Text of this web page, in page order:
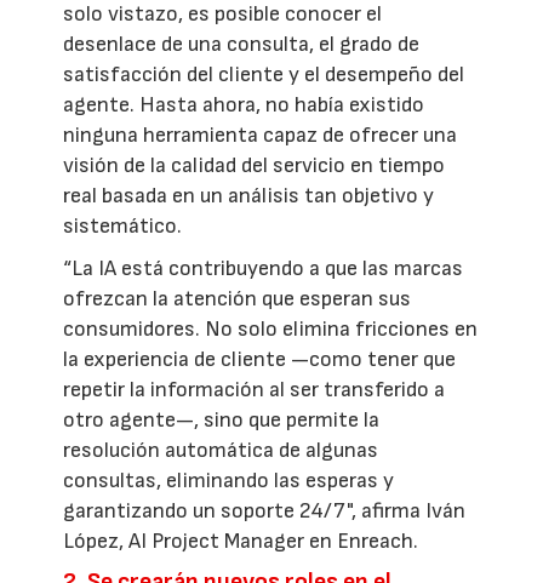
solo vistazo, es posible conocer el
desenlace de una consulta, el grado de
satisfacción del cliente y el desempeño del
agente. Hasta ahora, no había existido
ninguna herramienta capaz de ofrecer una
visión de la calidad del servicio en tiempo
real basada en un análisis tan objetivo y
sistemático.
“La IA está contribuyendo a que las marcas
ofrezcan la atención que esperan sus
consumidores. No solo elimina fricciones en
la experiencia de cliente —como tener que
repetir la información al ser transferido a
otro agente—, sino que permite la
resolución automática de algunas
consultas, eliminando las esperas y
garantizando un soporte 24/7", afirma Iván
López, AI Project Manager en Enreach.